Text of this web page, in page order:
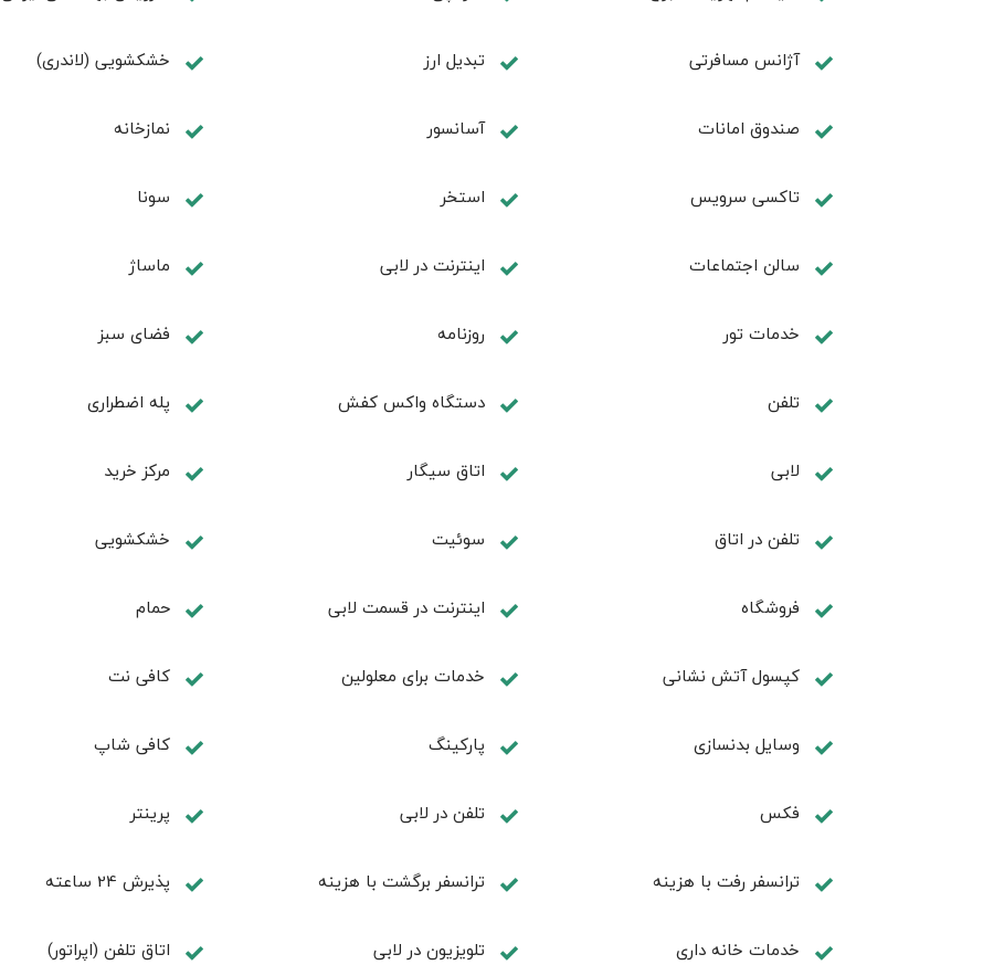
آژانس مسافرتی تبديل ارز خشکشویی (لاندری)
صندوق امانات آسانسور نمازخانه
تاکسی سرویس استخر سونا
سالن اجتماعات اینترنت در لابی ماساژ
خدمات تور روزنامه فضای سبز
تلفن دستگاه واکس کفش پله اضطراری
لابی اتاق سیگار مرکز خرید
تلفن در اتاق سوئیت خشکشویی
فروشگاه اینترنت در قسمت لابی حمام
کپسول آتش نشانی خدمات برای معلولین کافی نت
وسایل بدنسازی پاركينگ كافی شاپ
فكس تلفن در لابی پرینتر
ترانسفر رفت با هزینه ترانسفر برگشت با هزینه پذیرش 24 ساعته
خدمات خانه داری تلویزیون در لابی اتاق تلفن (اپراتور)